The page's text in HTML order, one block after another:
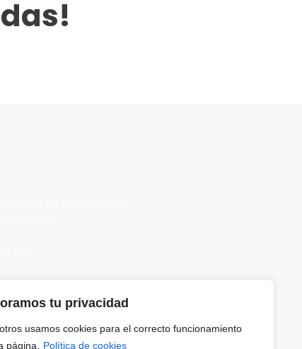
tu privacidad
usamos cookies para el correcto funcionamiento
página.
Política de cookies